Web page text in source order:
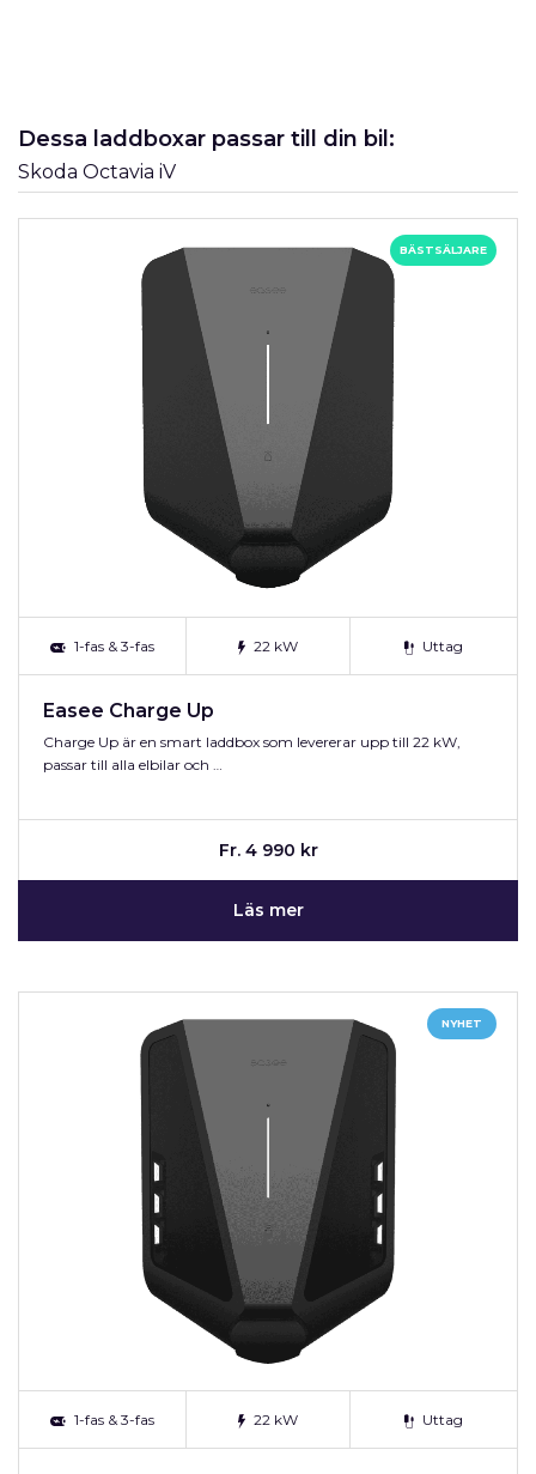
Dessa laddboxar passar till din bil:
Skoda Octavia iV
BÄSTSÄLJARE
1-fas & 3-fas 22 kW Uttag
Easee Charge Up
Charge Up är en smart laddbox som levererar upp till 22 kW,
passar till alla elbilar och …
Fr. 4 990 kr
Läs mer
NYHET
1-fas & 3-fas 22 kW Uttag